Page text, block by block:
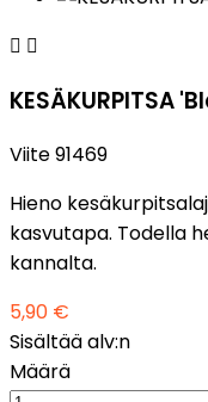
 
KESÄKURPITSA
Viite91469
Hieno
kasvutapa. Todella
kannalta.
5,90 €
Sisältää alv:n
Määrä